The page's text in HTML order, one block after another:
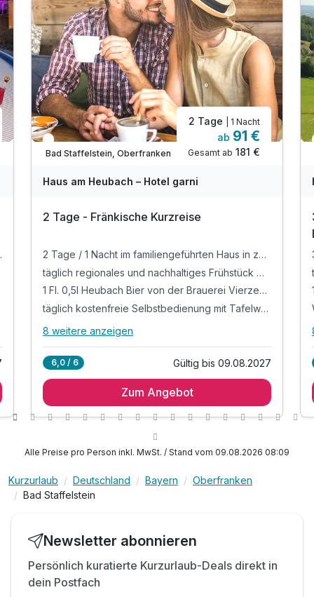
Lage
In 1 Woche wieder frei
Bad Staffelstein, Oberfranken
2 Tage | 1 Nacht
ab 91 €
Gesamt ab 181 €
Haus am Heubach – Hotel garni
2 Tage - Fränkische Kurzreise
2 Tage / 1 Nacht im familiengeführten Haus in zentraler Lage
täglich regionales und nachhaltiges Frühstück mit regionalen Spezialitäten, frischen Eierspeisen und vielem mehr
1 Fl. 0,5l Heubach Bier von der Brauerei Vierzehnheiligen zur Begrüßung auf dem Zimmer
täglich kostenfreie Selbstbedienung mit Tafelwasser, Kaffee, Cappuccino, Espresso etc. & Blatttees im Hotel
Alle Inklusivleistungen
zentraler Lage
täglich regionales und nachhaltiges Frühstück mit
regionalen Spezialitäten, frischen Eierspeisen
1 Fl. 0,5l Heubach Bier von der Brauerei
täglich kostenfreie Selbstbedienung mit
Tafelwasser, Kaffee, Cappuccino, Espresso etc.
Digitale Gästemappe im Hotel
kostenfreies W-LAN
Stadt- und Kulturführungen, ja nach Termin
8 weitere anzeigen
6,0 / 6 Gültig bis 09.08.2027
Zum Angebot
Alle Preise pro Person inkl. MwSt. / Stand vom 09.08.2026 08:09
Kurzurlaub Deutschland Bayern
Oberfranken
Bad Staffelstein
Newsletter abonnieren
Persönlich kuratierte Kurzurlaub-Deals direkt in
dein Postfach